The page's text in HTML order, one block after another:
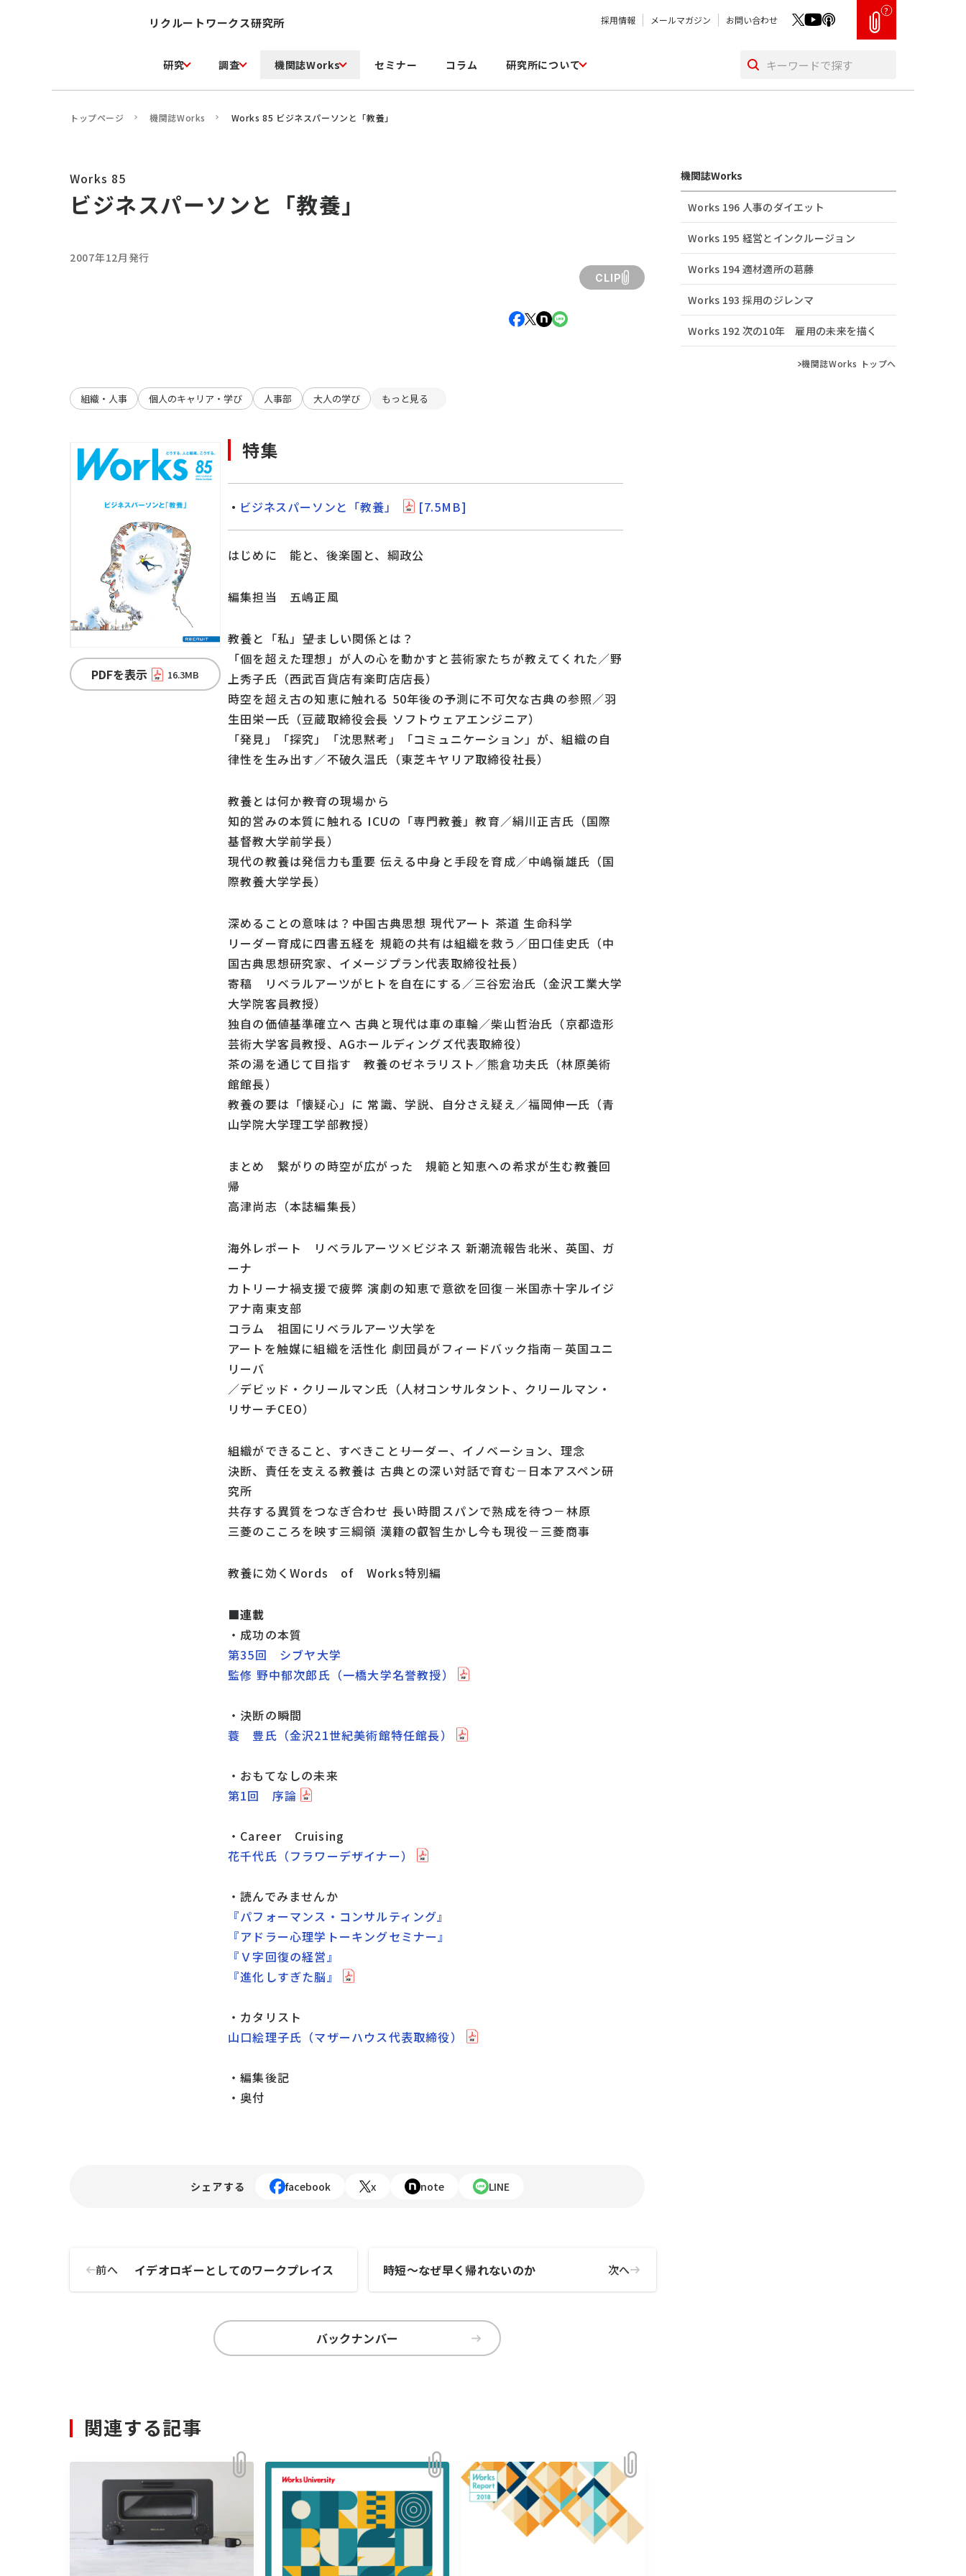
リクルートワークス研究所 採用情報 メールマガジン お問い合わせ
?
研究 調査 機関誌Works セミナー コラム 研究所について
トップページ 機関誌Works Works 85 ビジネスパーソンと「教養」
Works 85
ビジネスパーソンと「教養」
2007年12月発行
CLIP
組織・人事 個人のキャリア・学び 人事部 大人の学び もっと見る
PDFを表示 16.3MB
特集
ビジネスパーソンと「教養」 [7.5MB]
はじめに 能と、後楽園と、綱政公
編集担当 五嶋正風
教養と「私」――望ましい関係とは？
「個を超えた理想」が人の心を動かすと芸術家たちが教えてくれた／野
上秀子氏（西武百貨店有楽町店店長）
時空を超え古の知恵に触れる 50年後の予測に不可欠な古典の参照／羽
生田栄一氏（豆蔵取締役会長 ソフトウェアエンジニア）
「発見」「探究」「沈思黙考」「コミュニケーション」が、組織の自
律性を生み出す／不破久温氏（東芝キヤリア取締役社長）
教養とは何か――教育の現場から
知的営みの本質に触れる ICUの「専門教養」教育／絹川正吉氏（国際
基督教大学前学長）
現代の教養は発信力も重要 伝える中身と手段を育成／中嶋嶺雄氏（国
際教養大学学長）
深めることの意味は？――中国古典思想 現代アート 茶道 生命科学
リーダー育成に四書五経を 規範の共有は組織を救う／田口佳史氏（中
国古典思想研究家、イメージプラン代表取締役社長）
寄稿 リベラルアーツがヒトを自在にする／三谷宏治氏（金沢工業大学
大学院客員教授）
独自の価値基準確立へ 古典と現代は車の車輪／柴山哲治氏（京都造形
芸術大学客員教授、AGホールディングズ代表取締役）
茶の湯を通じて目指す 教養のゼネラリスト／熊倉功夫氏（林原美術
館館長）
教養の要は「懐疑心」に 常識、学説、自分さえ疑え／福岡伸一氏（青
山学院大学理工学部教授）
まとめ 繋がりの時空が広がった 規範と知恵への希求が生む教養回
帰
高津尚志（本誌編集長）
海外レポート リベラルアーツ×ビジネス 新潮流報告――北米、英国、ガ
ーナ
カトリーナ禍支援で疲弊 演劇の知恵で意欲を回復－米国赤十字ルイジ
アナ南東支部
コラム 祖国にリベラルアーツ大学を
アートを触媒に組織を活性化 劇団員がフィードバック指南－英国ユニ
リーバ
／デビッド・クリールマン氏（人材コンサルタント、クリールマン・
リサーチCEO）
組織ができること、すべきこと――リーダー、イノベーション、理念
決断、責任を支える教養は 古典との深い対話で育む－日本アスペン研
究所
共存する異質をつなぎ合わせ 長い時間スパンで熟成を待つ－林原
三菱のこころを映す三綱領 漢籍の叡智生かし今も現役－三菱商事
教養に効くWords of Works特別編
■連載
・成功の本質
第35回 シブヤ大学
監修 野中郁次郎氏（一橋大学名誉教授）
・決断の瞬間
蓑 豊氏（金沢21世紀美術館特任館長）
・おもてなしの未来
第1回 序論
・Career Cruising
花千代氏（フラワーデザイナー）
・読んでみませんか
『パフォーマンス・コンサルティング』
『アドラー心理学トーキングセミナー』
『Ｖ字回復の経営』
『進化しすぎた脳』
・カタリスト
山口絵理子氏（マザーハウス代表取締役）
・編集後記
・奥付
シェアする facebook x note LINE
前へ イデオロギーとしてのワークプレイス 次へ
時短～なぜ早く帰れないのか
バックナンバー
関連する記事
機関誌Works
Works 196 人事のダイエット
Works 195 経営とインクルージョン
Works 194 適材適所の葛󠄀藤
Works 193 採用のジレンマ
Works 192 次の10年 雇用の未来を描く
機関誌Works トップへ